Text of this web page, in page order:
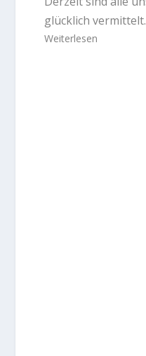
glücklich vermittelt.
Weiterlesen